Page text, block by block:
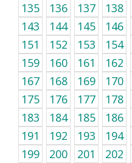
135
136 137 138
143
144 145 146
151
152 153 154
159
160 161 162
167
168 169 170
175
176 177 178
183
184 185 186
191
192 193 194
199
200 201 202